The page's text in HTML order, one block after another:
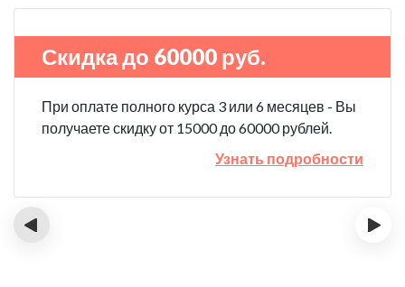
Скидка до 60000 руб.
При оплате полного курса 3 или 6 месяцев - Вы
получаете скидку от 15000 до 60000 рублей.
Узнать подробности
‹ ›